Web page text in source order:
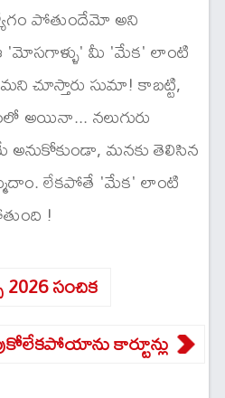
పోతుందేమో అని
మీ 'మేక' లాంటి
చూస్తారు సుమా! కాబట్టి,
అయినా... నలుగురు
మనకు తెలిసిన
లేకపోతే 'మేక' లాంటి
!
సంచిక
కార్టూన్లు